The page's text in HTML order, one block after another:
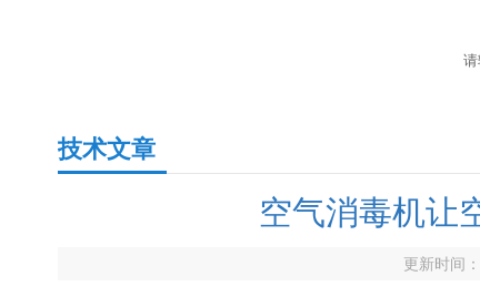
技术文章
空气消毒机让
更新时间